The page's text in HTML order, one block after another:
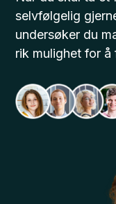
selvfølgelig
undersøker du
rik mulighet for å